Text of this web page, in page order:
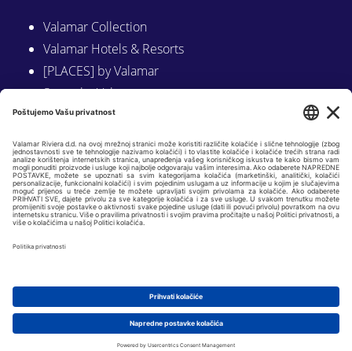
Valamar Collection
Valamar Hotels & Resorts
[PLACES] by Valamar
Sunny by Valamar
Valamar Camping
Istraži na Valamar.com
Slijedite nas na:
Copyright © 2026 Valamar Riviera d.d. |Osnovni podaci|GDPR i politike
| Web byKADEI 360|Postavke kolačića